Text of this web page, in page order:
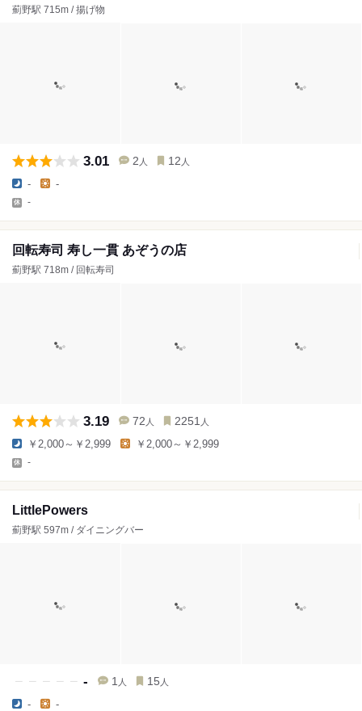
薊野駅 715m / 揚げ物
3.01 2 人 12 人
- -
-
回転寿司 寿し一貫 あぞうの店
薊野駅 718m / 回転寿司
3.19 72 人 2251 人
￥2,000～￥2,999 ￥2,000～￥2,999
-
LittlePowers
薊野駅 597m / ダイニングバー
- 1 人 15 人
- -